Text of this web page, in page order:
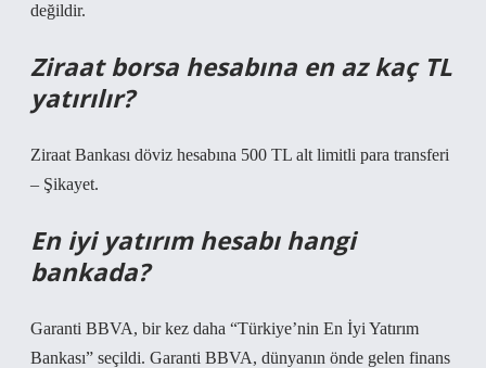
değildir.
Ziraat borsa hesabına en az kaç TL
yatırılır?
Ziraat Bankası döviz hesabına 500 TL alt limitli para transferi
– Şikayet.
En iyi yatırım hesabı hangi
bankada?
Garanti BBVA, bir kez daha “Türkiye’nin En İyi Yatırım
Bankası” seçildi. Garanti BBVA, dünyanın önde gelen finans